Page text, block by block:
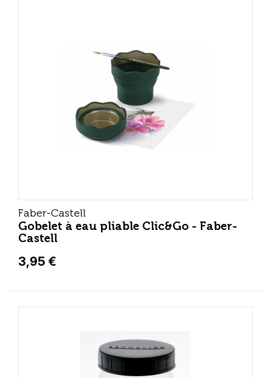
Faber-Castell
Gobelet à eau pliable Clic&Go - Faber-
Castell
3,95 €